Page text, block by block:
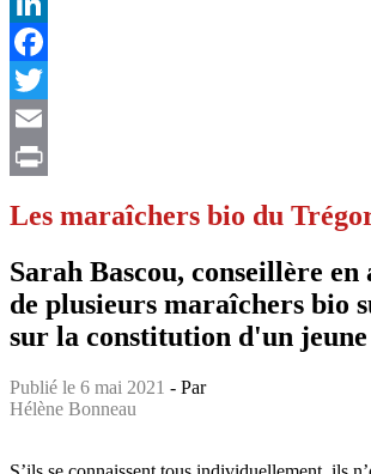
LinkedIn
Facebook
Twitter
Email
Les maraîchers bio du
Sarah Bascou, conseillère
de plusieurs maraîchers bio
sur la constitution d'un
Publié le 6 mai 2021 - Par
Hélène Bonneau